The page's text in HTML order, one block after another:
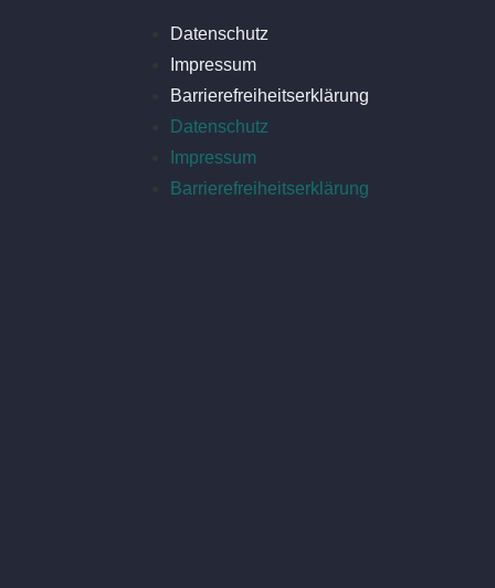
Datenschutz
Impressum
Barrierefreiheitserklärung
Datenschutz
Impressum
Barrierefreiheitserklärung